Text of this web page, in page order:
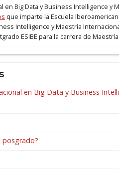
en Big Data y Business Intelligence y
que imparte la Escuela
Intelligence y Maestría
ESIBE para la carrera de
en Big Data y Business
posgrado?